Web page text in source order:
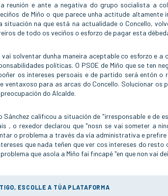
reunión e ante a negativa do grupo socialista a
de Miño o que parece unha actitude altamente
situación na que está na actualidade o Concello,
de todo os veciños o esforzo de pagar esta
solventar dunha maneira aceptable co esforzo e
políticas. O PSOE de Miño que se ten
os intereses persoais e de partido será entón o
para as arcas do Concello. Solucionar os
do Alcalde.
Sánchez calificou a situación de "irresponsable e de
, o rexedor declarou que "nosn se vai someter a
o problema a través da vía administrativa e
que nada teñen que ver cos intereses do resto
que asola a Miño fai fincapé "en que non vai
ESCOLLE A TÚA PLATAFORMA